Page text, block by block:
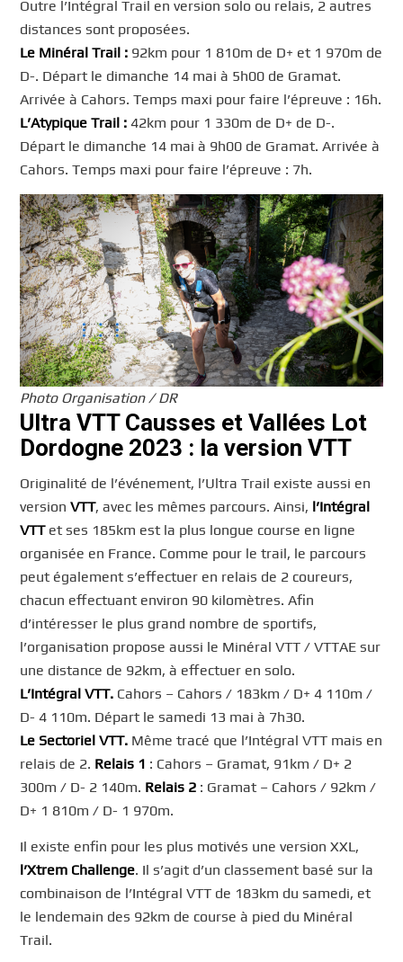
Outre l’Intégral Trail en version solo ou relais, 2 autres
distances sont proposées.
Le Minéral Trail : 92km pour 1 810m de D+ et 1 970m de
D-. Départ le dimanche 14 mai à 5h00 de Gramat.
Arrivée à Cahors. Temps maxi pour faire l’épreuve : 16h.
L’Atypique Trail : 42km pour 1 330m de D+ de D-.
Départ le dimanche 14 mai à 9h00 de Gramat. Arrivée à
Cahors. Temps maxi pour faire l’épreuve : 7h.
Photo Organisation / DR
Ultra VTT Causses et Vallées Lot
Dordogne 2023 : la version VTT
Originalité de l’événement, l’Ultra Trail existe aussi en
versionVTT, avec les mêmes parcours. Ainsi, l’Intégral
VTTet ses 185km est la plus longue course en ligne
organisée en France. Comme pour le trail, le parcours
peut également s’effectuer en relais de 2 coureurs,
chacun effectuant environ 90 kilomètres. Afin
d’intéresser le plus grand nombre de sportifs,
l’organisation propose aussi le Minéral VTT / VTTAE sur
une distance de 92km, à effectuer en solo.
L’Intégral VTT. Cahors – Cahors / 183km / D+ 4 110m /
D- 4 110m. Départ le samedi 13 mai à 7h30.
Le Sectoriel VTT. Même tracé que l’Intégral VTT mais en
relais de 2. Relais 1 : Cahors – Gramat, 91km / D+ 2
300m / D- 2 140m. Relais 2 : Gramat – Cahors / 92km /
D+ 1 810m / D- 1 970m.
Il existe enfin pour les plus motivés une version XXL,
l’Xtrem Challenge. Il s’agit d’un classement basé sur la
combinaison de l’Intégral VTT de 183km du samedi, et
le lendemain des 92km de course à pied du Minéral
Trail.